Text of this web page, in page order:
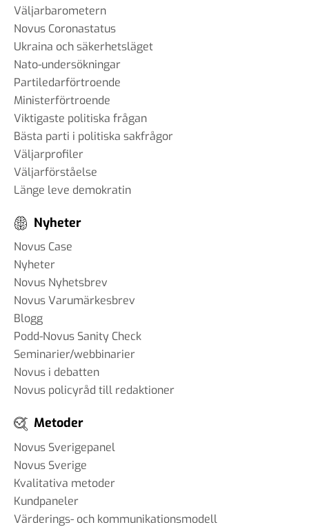
Väljarbarometern
Novus Coronastatus
Ukraina och säkerhetsläget
Nato-undersökningar
Partiledarförtroende
Ministerförtroende
Viktigaste politiska frågan
Bästa parti i politiska sakfrågor
Väljarprofiler
Väljarförståelse
Länge leve demokratin
Nyheter
Novus Case
Nyheter
Novus Nyhetsbrev
Novus Varumärkesbrev
Blogg
Podd-Novus Sanity Check
Seminarier/webbinarier
Novus i debatten
Novus policyråd till redaktioner
Metoder
Novus Sverigepanel
Novus Sverige
Kvalitativa metoder
Kundpaneler
Värderings- och kommunikationsmodell